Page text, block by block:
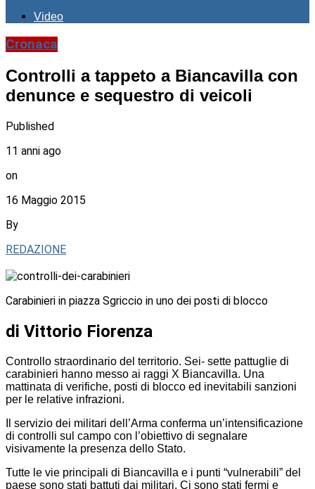
Video
Cronaca
Controlli a tappeto a Biancavilla con
denunce e sequestro di veicoli
Published
11 anni ago
on
16 Maggio 2015
By
REDAZIONE
Carabinieri in piazza Sgriccio in uno dei posti di blocco
di Vittorio Fiorenza
Controllo straordinario del territorio. Sei- sette pattuglie di
carabinieri hanno messo ai raggi X Biancavilla. Una
mattinata di verifiche, posti di blocco ed inevitabili sanzioni
per le relative infrazioni.
Il servizio dei militari dell’Arma conferma un’intensificazione
di controlli sul campo con l’obiettivo di segnalare
visivamente la presenza dello Stato.
Tutte le vie principali di Biancavilla e i punti “vulnerabili” del
paese sono stati battuti dai militari. Ci sono stati fermi e